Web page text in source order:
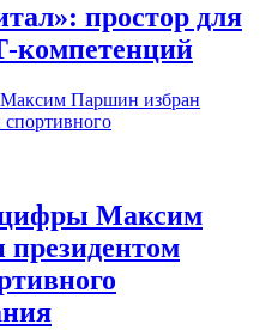
простор для
компетенций
Максим